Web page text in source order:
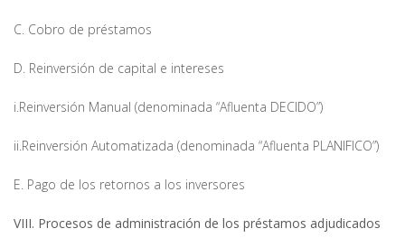
C. Cobro de préstamos
D. Reinversión de capital e intereses
i.Reinversión Manual (denominada “Afluenta DECIDO”)
ii.Reinversión Automatizada (denominada “Afluenta PLANIFICO”)
E. Pago de los retornos a los inversores
VIII. Procesos de administración de los préstamos adjudicados